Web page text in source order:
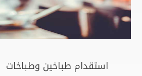
استقدام طباخين وطباخات